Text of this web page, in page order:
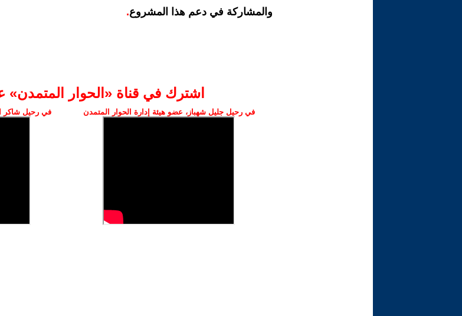
والمشاركة في دعم هذا المشروع.
اشترك في قناة ‫«الحوار المتمدن»
في رحيل جليل شهباز، عضو هيئة إدارة الحوار المتمدن في رحيل شاكر